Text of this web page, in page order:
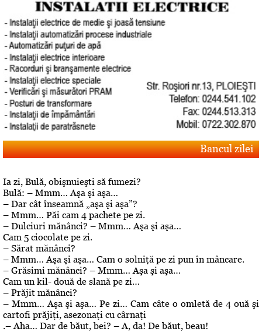
Bancul zilei
Ia zi, Bulă, obişnuieşti să fumezi?
Bulă: – Mmm… Aşa şi aşa…
– Dar cât înseamnă „aşa şi aşa”?
– Mmm… Păi cam 4 pachete pe zi.
– Dulciuri mănânci? – Mmm… Aşa şi aşa…
Cam 5 ciocolate pe zi.
– Sărat mănânci?
– Mmm… Aşa şi aşa… Cam o solniţă pe zi pun în mâncare.
– Grăsimi mănânci? – Mmm… Aşa şi aşa…
Cam un kil- două de slană pe zi…
– Prăjit mănânci?
– Mmm… Aşa şi aşa… Pe zi… Cam câte o omletă de 4 ouă şi
cartofi prăjiţi, asezonaţi cu cârnaţi
.– Aha… Dar de băut, bei? – A, da! De băut, beau!